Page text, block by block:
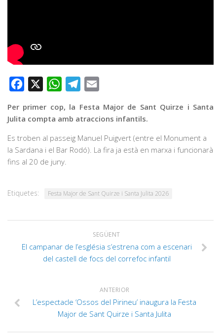
Facebook WhatsAppTelegram
Per primer cop, la Festa Major de Sant Quirze i Santa
Julita compta amb atraccions infantils.
Es troben al passeig Manuel Puigvert (entre el Monument a
la Sardana i el Bar Rodó). La fira ja està en marxa i funcionarà
fins al 20 de juny.
Etiquetes: Festa Major de Sant Quirze i Santa Julita 2026
SEGÜENT
El campanar de l’església s’estrena com a escenari
del castell de focs del correfoc infantil
ANTERIOR
L’espectacle ‘Ossos del Pirineu’ inaugura la Festa
Major de Sant Quirze i Santa Julita